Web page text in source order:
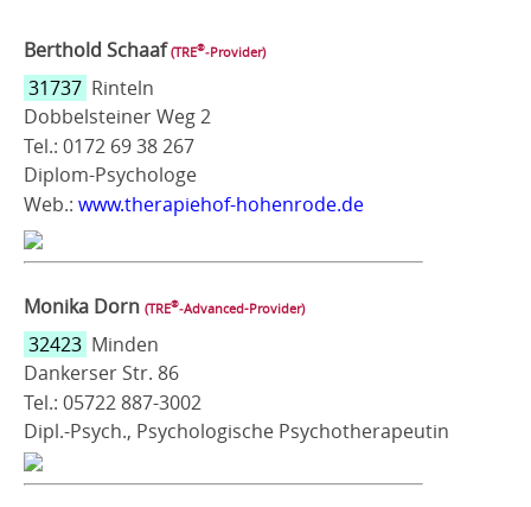
Berthold Schaaf (TRE®‑Provider)
31737 Rinteln
Dobbelsteiner Weg 2
Tel.: 0172 69 38 267
Diplom-Psychologe
Web.: www.therapiehof-hohenrode.de
Monika Dorn (TRE®‑Advanced-Provider)
32423 Minden
Dankerser Str. 86
Tel.: 05722 887-3002
Dipl.-Psych., Psychologische Psychotherapeutin